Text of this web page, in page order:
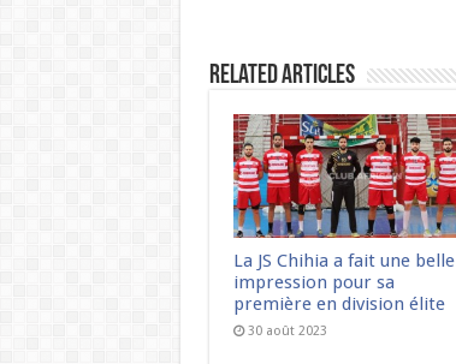
Related Articles
La JS Chihia a fait une belle
impression pour sa
première en division élite
30 août 2023